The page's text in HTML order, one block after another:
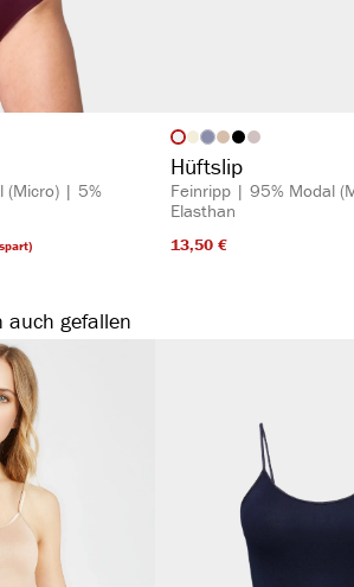
(Micro) | 5%
Artikelfarbe
(Diese Option ist zurzeit
Hüftslip
Feinripp | 95% Modal
Elasthan
13,50 €​
auch gefallen